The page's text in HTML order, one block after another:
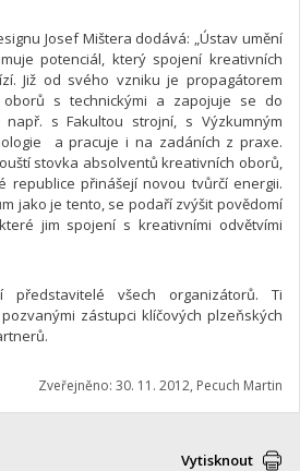
Josef Mištera dodává: „Ústav umění
potenciál, který spojení kreativních
Již od svého vzniku je propagátorem
oborů s technickými a zapojuje se do
např. s Fakultou strojní, s Výzkumným
a pracuje i na zadáních z praxe.
stovka absolventů kreativních oborů,
republice přinášejí novou tvůrčí energii.
jako je tento, se podaří zvýšit povědomí
jim spojení s kreativními odvětvími
představitelé všech organizátorů. Ti
zástupci klíčových plzeňských
Zveřejněno: 30. 11. 2012, Pecuch Martin
Vytisknout